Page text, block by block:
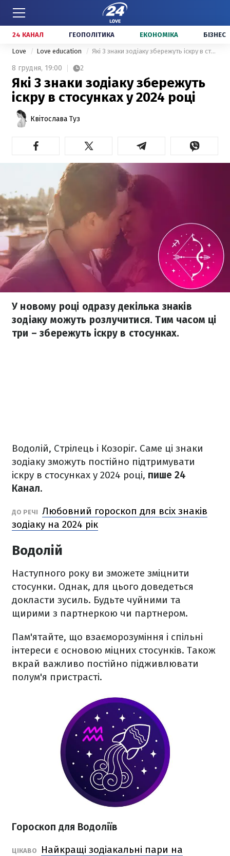
24 КАНАЛ ГЕОПОЛІТИКА ЕКОНОМІКА БІЗНЕС
Love Love education Які 3 знаки зодіаку збережуть іскру в стосунках у 2024 році
8 грудня, 19:00 2
Які 3 знаки зодіаку збережуть
іскру в стосунках у 2024 році
Квітослава Туз
У новому році одразу декілька знаків
зодіаку можуть розлучитися. Тим часом ці
три – збережуть іскру в стосунках.
Водолій, Стрілець і Козоріг. Саме ці знаки
зодіаку зможуть постійно підтримувати
іскру в стосунках у 2024 році, пише 24
Канал.
ДО РЕЧІ Любовний гороскоп для всіх знаків
зодіаку на 2024 рік
Водолій
Наступного року ви зможете зміцнити
стосунки. Однак, для цього доведеться
докласти зусиль. Будьте чуйними та
щирими з партнеркою чи партнером.
Пам'ятайте, що взаєморозуміння і спільні
інтереси є основою міцних стосунків. Також
вкрай важливо постійно підживлювати
полум'я пристрасті.
Гороскоп для Водоліїв
ЦІКАВО
Найкращі зодіакальні пари на